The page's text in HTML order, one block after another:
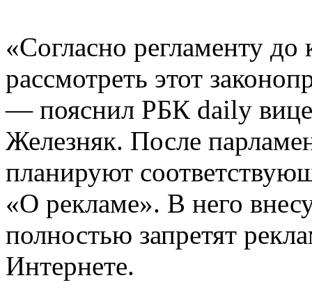
«Согласно регламенту
рассмотреть этот
— пояснил РБК daily
Железняк. После
планируют
«О рекламе». В него
полностью запретят
Интернете.